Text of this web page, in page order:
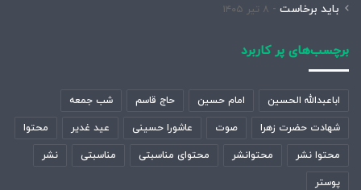
باید برخاست ۸ تیر ۱۴۰۵
برچسب‌های پر کاربرد
اباعبدالله الحسین امام حسین حاج قاسم شب جمعه
شهادت حضرت زهرا صوت عاشورا حسینی عید غدیر محتوا
محتوا نشر محتوانشر محتوای مناسبتی مناسبتی نشر
پوستر